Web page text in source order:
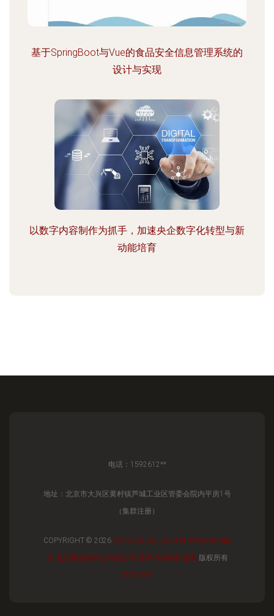
基于SpringBoot与Vue的食品安全信息管理系统的
设计与实现
以数字内容制作为抓手，加速央企数字化转型与新
动能培育
电话：1592612**
地址：北京市大兴区黄村镇芦城工业区管委会院内平房1号
（集群注册）
COPYRIGHT © 2026 WWW.DKKSN.COM 数字内容制作服
务 北京和然锦科技有限公司 数字内容制作服务 版权所有
SITEMAP